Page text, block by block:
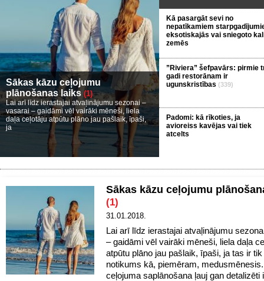
Sākas kāzu ceļojumu
plānošanas laiks (1)
Lai arī līdz ierastajai atvaļinājumu sezonai –
vasarai – gaidāmi vēl vairāki mēneši, liela
daļa ceļotāju atpūtu plāno jau pašlaik, īpaši,
ja
Kā pasargāt sevi no
nepatīkamiem
eksotiskajās vai sniegoto
zemēs
”Riviera” šefpavārs: pirmie
gadi restorānam ir
ugunskristības (339)
Padomi: kā rīkoties, ja
avioreiss kavējas vai tiek
atcelts
Sākas kāzu ceļojumu
(1)
31.01.2018.
Lai arī līdz ierastajai atvaļinājumu
– gaidāmi vēl vairāki mēneši, liela daļa
atpūtu plāno jau pašlaik, īpaši, ja tas ir
notikums kā, piemēram,
ceļojuma saplānošana ļauj gan detalizēti